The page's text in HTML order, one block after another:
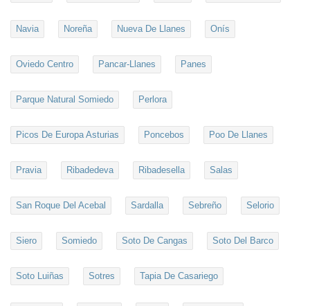
Navia Noreña Nueva De Llanes Onís
Oviedo Centro Pancar-Llanes Panes
Parque Natural Somiedo Perlora
Picos De Europa Asturias Poncebos Poo De Llanes
Pravia Ribadedeva Ribadesella Salas
San Roque Del Acebal Sardalla Sebreño Selorio
Siero Somiedo Soto De Cangas Soto Del Barco
Soto Luiñas Sotres Tapia De Casariego